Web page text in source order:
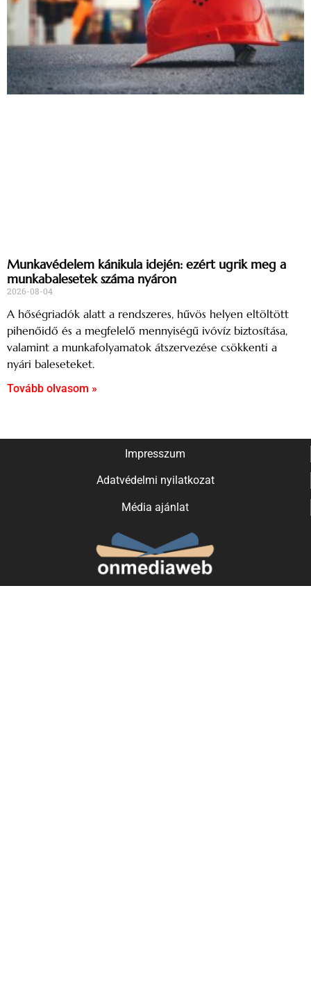
Munkavédelem kánikula idején: ezért ugrik meg a
munkabalesetek száma nyáron
2026-08-04
A hőségriadók alatt a rendszeres, hűvös helyen eltöltött
pihenőidő és a megfelelő mennyiségű ivóvíz biztosítása,
valamint a munkafolyamatok átszervezése csökkenti a
nyári baleseteket.
Tovább olvasom »
Impresszum
Adatvédelmi nyilatkozat
Média ajánlat